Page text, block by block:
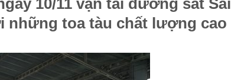
những toa tàu chất lượng cao